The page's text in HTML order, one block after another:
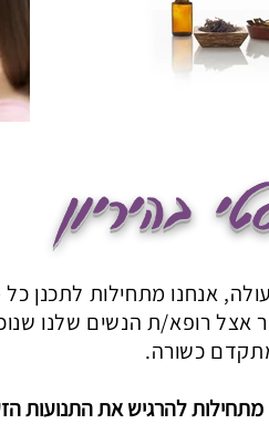
בהיריון
אנחנו מתחילות לתכנן כל
אצל רופא/ת הנשים שלנו
כשורה.
להרגיש את התנועות